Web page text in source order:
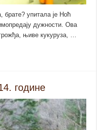
упитала је Ноћ
дужности. Ова
њиве кукуруза, …
године